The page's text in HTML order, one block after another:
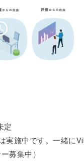
定
実施中です。一緒に
募集中）